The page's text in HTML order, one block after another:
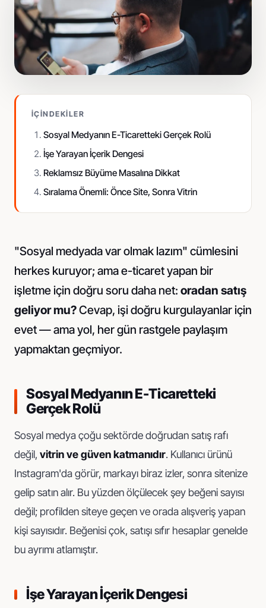
Pazaryeri standardında fotoğraf
Sosyal Medya
İçerik üretimi ve reklam yönetimi
İÇINDEKILER
Sosyal Medyanın E-Ticaretteki Gerçek Rolü
İşe Yarayan İçerik Dengesi
Reklamsız Büyüme Masalına Dikkat
Sıralama Önemli: Önce Site, Sonra Vitrin
"Sosyal medyada var olmak lazım" cümlesini
herkes kuruyor; ama e-ticaret yapan bir
işletme için doğru soru daha net: oradan satış
geliyor mu?Cevap, işi doğru kurgulayanlar için
evet — ama yol, her gün rastgele paylaşım
yapmaktan geçmiyor.
Sosyal Medyanın E-Ticaretteki
Gerçek Rolü
Sosyal medya çoğu sektörde doğrudan satış rafı
değil, vitrin ve güven katmanıdır. Kullanıcı ürünü
Instagram'da görür, markayı biraz izler, sonra sitenize
gelip satın alır. Bu yüzden ölçülecek şey beğeni sayısı
değil; profilden siteye geçen ve orada alışveriş yapan
kişi sayısıdır. Beğenisi çok, satışı sıfır hesaplar genelde
bu ayrımı atlamıştır.
İşe Yarayan İçerik Dengesi